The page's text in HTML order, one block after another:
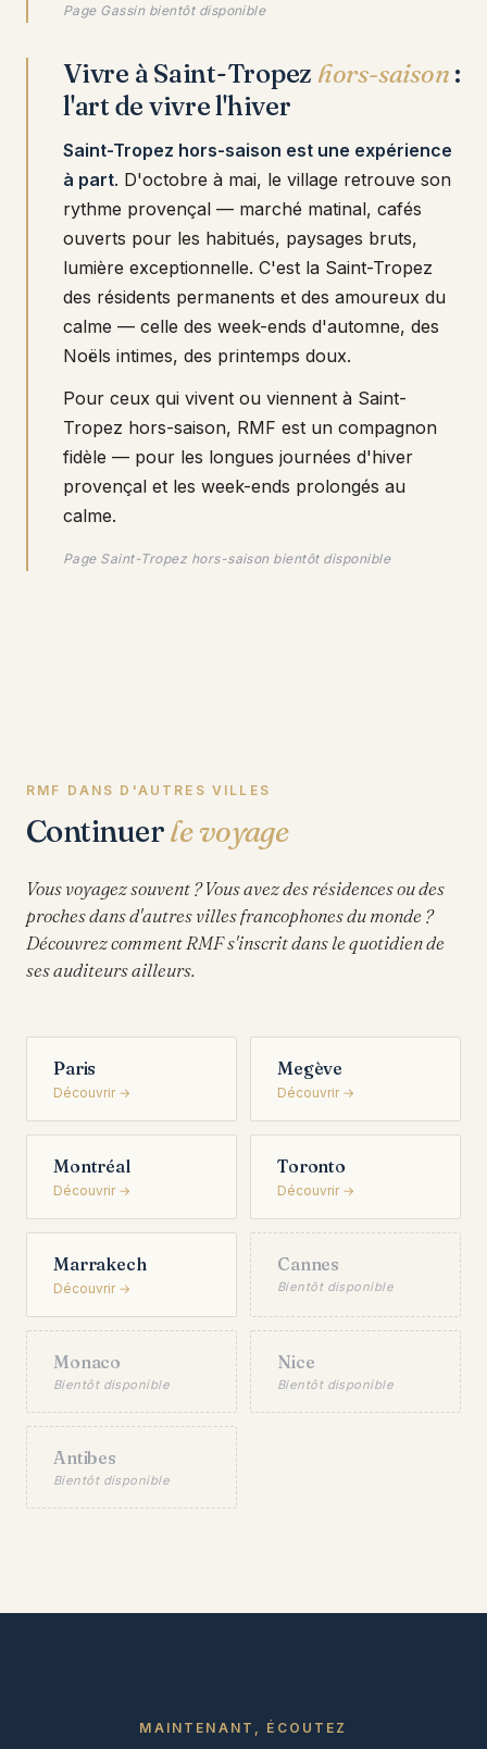
Page Gassin bientôt disponible
Vivre à Saint-Tropez hors-saison :
l'art de vivre l'hiver
Saint-Tropez hors-saison est une expérience
à part. D'octobre à mai, le village retrouve son
rythme provençal — marché matinal, cafés
ouverts pour les habitués, paysages bruts,
lumière exceptionnelle. C'est la Saint-Tropez
des résidents permanents et des amoureux du
calme — celle des week-ends d'automne, des
Noëls intimes, des printemps doux.
Pour ceux qui vivent ou viennent à Saint-
Tropez hors-saison, RMF est un compagnon
fidèle — pour les longues journées d'hiver
provençal et les week-ends prolongés au
calme.
Page Saint-Tropez hors-saison bientôt disponible
RMF DANS D'AUTRES VILLES
Continuerle voyage
Vous voyagez souvent ? Vous avez des résidences ou des
proches dans d'autres villes francophones du monde ?
Découvrez comment RMF s'inscrit dans le quotidien de
ses auditeurs ailleurs.
Paris
Découvrir →
Megève
Découvrir →
Montréal
Découvrir →
Toronto
Découvrir →
Marrakech
Découvrir →
Cannes
Bientôt disponible
Monaco
Bientôt disponible
Nice
Bientôt disponible
Antibes
Bientôt disponible
MAINTENANT, ÉCOUTEZ